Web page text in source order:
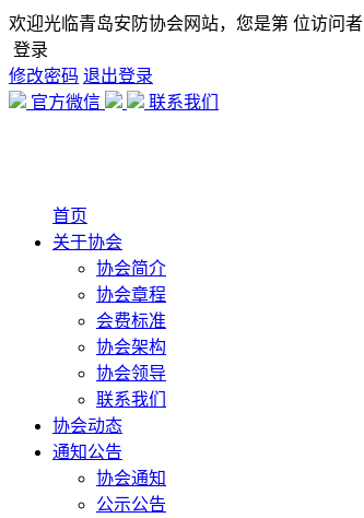
欢迎光临青岛安防协会网站，您是第 位访问者
登录
修改密码 退出登录
官方微信
联系我们
首页
关于协会
协会简介
协会章程
会费标准
协会架构
协会领导
联系我们
协会动态
通知公告
协会通知
公示公告